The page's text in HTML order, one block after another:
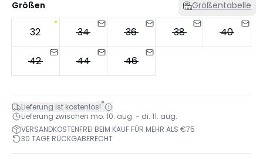
Größen Größentabelle
32 34 36 38 40
42 44 46
Lieferung ist kostenlos!*
Lieferung zwischen mo. 10. aug. - di. 11. aug.
VERSANDKOSTENFREI BEIM KAUF FÜR MEHR ALS €75
30 TAGE RÜCKGABERECHT